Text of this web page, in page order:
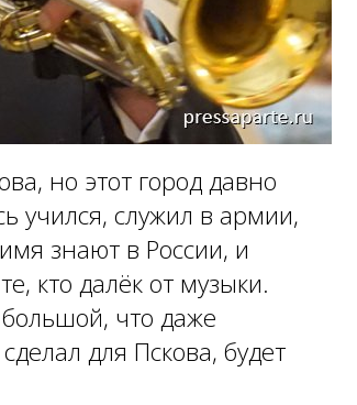
но этот город давно
учился, служил в армии,
знают в России, и
кто далёк от музыки.
большой, что даже
для Пскова, будет